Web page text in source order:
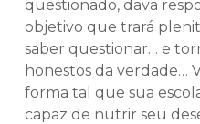
questionado, dava
objetivo que trará
saber questionar… e
honestos da verdade…
forma tal que sua
capaz de nutrir seu